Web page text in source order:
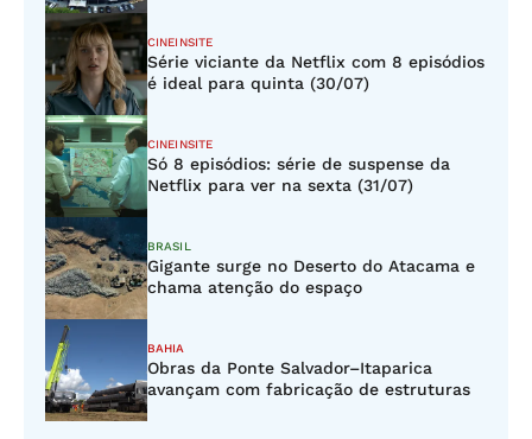
CINEINSITE
Série viciante da Netflix com 8 episódios
é ideal para quinta (30/07)
CINEINSITE
Só 8 episódios: série de suspense da
Netflix para ver na sexta (31/07)
BRASIL
Gigante surge no Deserto do Atacama e
chama atenção do espaço
BAHIA
Obras da Ponte Salvador–Itaparica
avançam com fabricação de estruturas